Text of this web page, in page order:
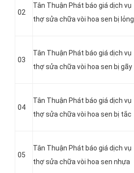
02
Tân Thuận Phát báo giá dịch vụ
thợ sửa chữa vòi hoa sen bị lỏng
03
Tân Thuận Phát báo giá dịch vụ
thợ sửa chữa vòi hoa sen bị gãy
04
Tân Thuận Phát báo giá dịch vụ
thợ sửa chữa vòi hoa sen bị tắc
05
Tân Thuận Phát báo giá dịch vụ
thợ sửa chữa vòi hoa sen nhựa